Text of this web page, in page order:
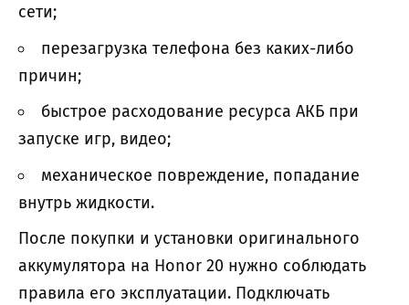
сети;
перезагрузка телефона без каких-либо
причин;
быстрое расходование ресурса АКБ при
запуске игр, видео;
механическое повреждение, попадание
внутрь жидкости.
После покупки и установки оригинального
аккумулятора на Honor 20 нужно соблюдать
правила его эксплуатации. Подключать